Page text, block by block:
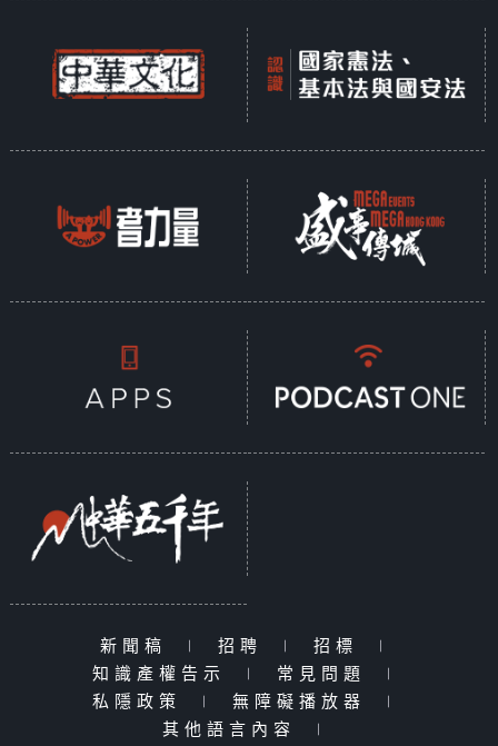
新聞稿 | 招聘 | 招標
|
知識產權告示
| 常見問題
|
私隱政策
| 無障礙播放器
|
其他語言內容
|